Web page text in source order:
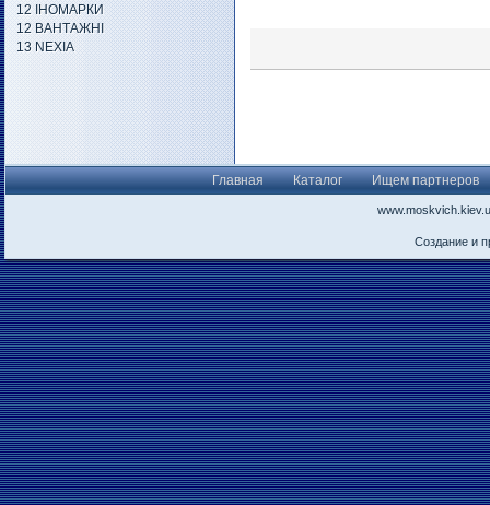
12 ІНОМАРКИ
12 ВАНТАЖНІ
13 NEXIA
Главная Каталог Ищем партнеров
Создание и